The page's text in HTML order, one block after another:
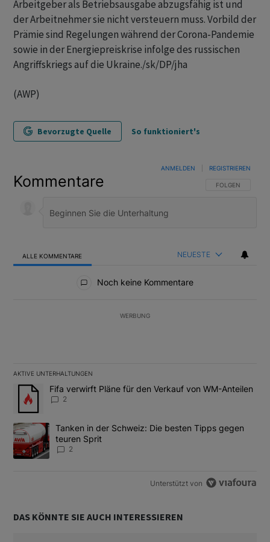
Arbeitgeber als Betriebsausgabe abzugsfähig ist und
der Arbeitnehmer sie nicht versteuern muss. Vorbild der
Prämie sind Regelungen während der Corona-Pandemie
sowie in der Energiepreiskrise infolge des russischen
Angriffskriegs auf die Ukraine./sk/DP/jha
(AWP)
Bevorzugte Quelle So funktioniert's
Kommentare FOLGE DIESER
FOLGEN
ANMELDEN REGISTRIEREN
ALLE KOMMENTARE NEUESTE
Noch keine Kommentare
WERBUNG
AKTIVE UNTERHALTUNGEN
Das Folgende ist eine Liste der am meisten kommentierten
Ein Trendartikel mit dem Titel "Fifa verwirft Pläne für den
Fifa verwirft Pläne für den Verkauf von WM-Anteilen
2
Ein Trendartikel mit dem Titel "Tanken in der Schweiz: Die
Tanken in der Schweiz: Die besten Tipps gegen
teuren Sprit
2
Unterstützt von
DAS KÖNNTE SIE AUCH INTERESSIEREN